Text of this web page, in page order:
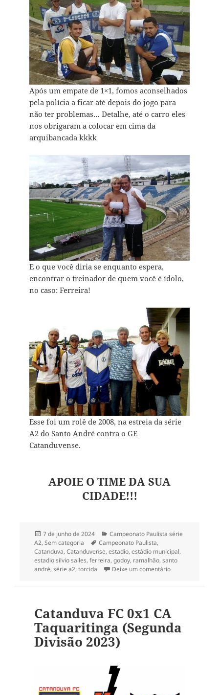
Após um empate de 1×1, fomos aconselhados
pela polícia a ficar até depois do jogo para
não ter problemas… Detalhe, até o carro eles
nos obrigaram a colocar em cima da
arquibancada kkkk
E o que você diria se enquanto espera,
encontrar o treinador de quem você é ídolo,
no caso: Ferreira!
Esse foi um rolê de 2008, na estreia da série
A2 do Santo André contra o GE
Catanduvense.
APOIE O TIME DA SUA
CIDADE!!!
Publicado
em
7 de junho de 2024 Categorias
Campeonato Paulista série
A2, Sem categoria Tags
Campeonato Paulista,
Catanduva, Catanduvense, estadio, estádio municipal,
estadio silvio salles, ferreira, godoy, ramalhão, santo
andré, série a2, torcida Deixe um comentárioem #TBT – 1ª
Catanduva FC 0x1 CA
Taquaritinga (Segunda
Divisão 2023)